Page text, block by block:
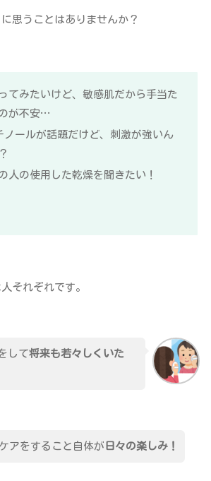
思うことはありませんか？
てみたいけど、敏感肌だから手当た
が不安…
ノールが話題だけど、刺激が強いん
人の使用した乾燥を聞きたい！
それぞれです。
して将来も若々しくいた
アをすること自体が 日々の楽しみ！